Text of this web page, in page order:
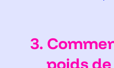
3.
poids